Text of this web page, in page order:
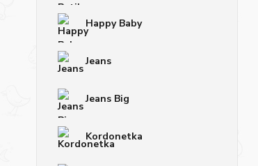
Happy Baby
Jeans
Jeans Big
Kordonetka